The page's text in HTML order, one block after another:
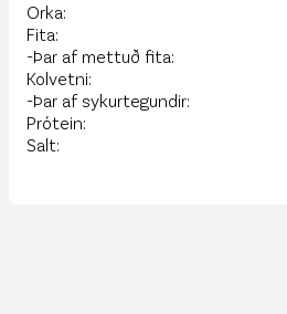
Orka:
Fita:
-Þar af mettuð fita:
Kolvetni:
-Þar af sykurtegundir:
Prótein:
Salt: